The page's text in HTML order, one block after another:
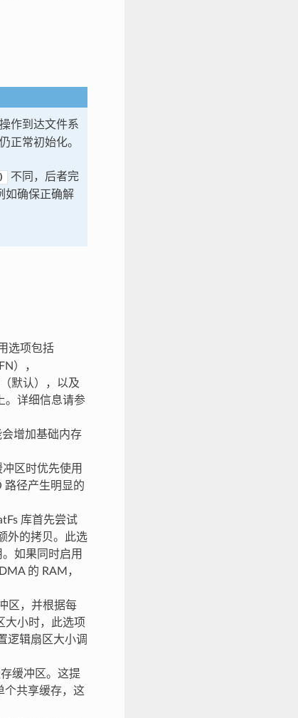
作到达文件系
正常初始化。
不同，后者完
如确保正确解
选项包括
），
默认），以及
。详细信息请参
增加基础内存
区时优先使用
路径产生明显的
库首先尝试
外的拷贝。此选
如果同时启用
的 RAM，
区，并根据每
大小时，此选项
逻辑扇区大小调
缓冲区。这提
个共享缓存，这